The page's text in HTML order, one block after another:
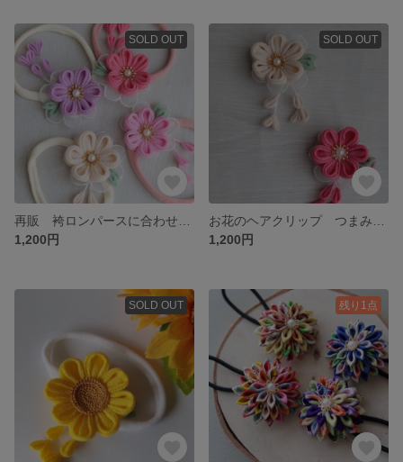
SOLD OUT
1,200円
SOLD OUT
1,200円
SOLD OUT 残り1点